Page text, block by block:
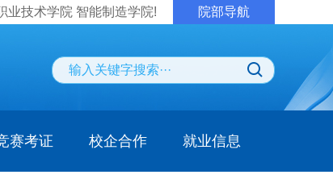
业技术学院 智能制造学院! 院部导航
赛考证 校企合作 就业信息